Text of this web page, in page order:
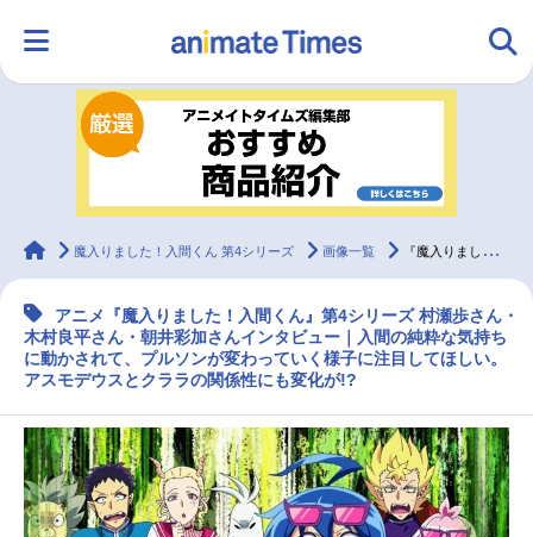
ランキング アニメ
ラジオ
マンガ・ラノベ ゲーム・アプリ 音楽 コスプレ
最新記事一覧
アニメ記事一覧 声優記事一覧
animateTimes
魔入りました！入間くん 第4シリーズ 画像一覧 『魔入りました！入間くん』第4シリーズ 村瀬歩・木村良平・朝井彩加 インタビュー
アニメ『魔入りました！入間くん』第4シリーズ 村瀬歩さん・
木村良平さん・朝井彩加さんインタビュー｜入間の純粋な気持ち
に動かされて、プルソンが変わっていく様子に注目してほしい。
アスモデウスとクララの関係性にも変化が!?